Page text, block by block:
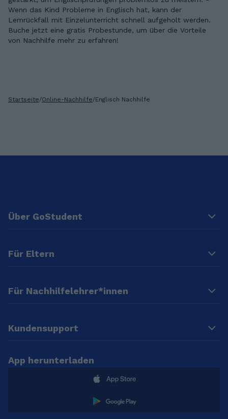
Wenn das Kind Probleme in Englisch hat, kann der
Lernrückfall mit Einzelunterricht schnell aufgeholt werden.
Buche jetzt eine gratis Probestunde, um über die Vorteile
von Nachhilfe mehr zu erfahren!
Startseite/Online-Nachhilfe/Englisch Nachhilfe
Über GoStudent
Für Eltern
Für Nachhilfelehrer*innen
Kundensupport
App herunterladen